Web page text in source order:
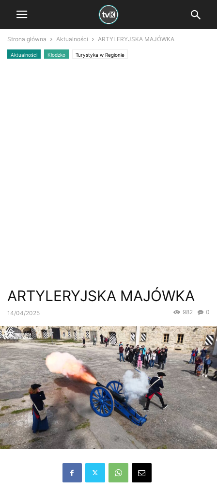
Strona główna Aktualności ARTYLERYJSKA MAJÓWKA
Aktualności Kłodzko Turystyka w Regionie
ARTYLERYJSKA MAJÓWKA
14/04/2025 0
982